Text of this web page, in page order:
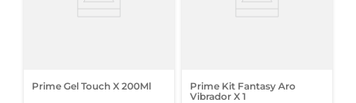
Prime Gel Touch X 200Ml
Prime Kit Fantasy Aro
Vibrador X 1